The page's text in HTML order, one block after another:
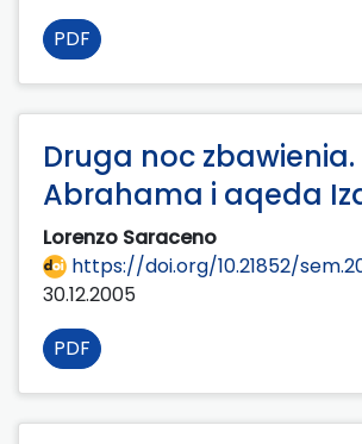
PDF
Druga noc
Abrahama i aqeda
Lorenzo Saraceno
https://doi.org/10.21852/
30.12.2005
PDF